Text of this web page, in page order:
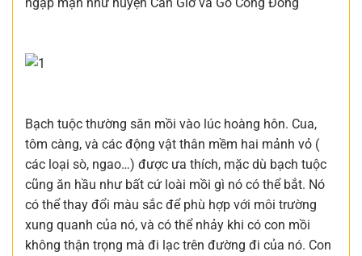
Bạch tuộc thường săn mồi vào lúc hoàng hôn. Cua,
tôm càng, và các động vật thân mềm hai mảnh vỏ (
các loại sò, ngao…) được ưa thích, mặc dù bạch tuộc
cũng ăn hầu như bất cứ loài mồi gì nó có thể bắt. Nó
có thể thay đổi màu sắc để phù hợp với môi trường
xung quanh của nó, và có thể nhảy khi có con mồi
không thận trọng mà đi lạc trên đường đi của nó. Con